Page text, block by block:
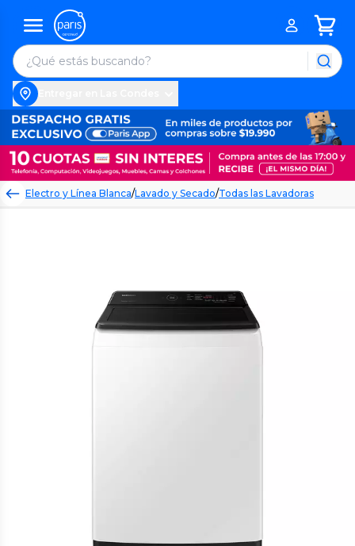
Electro y Línea Blanca/Lavado y Secado/Todas las Lavadoras